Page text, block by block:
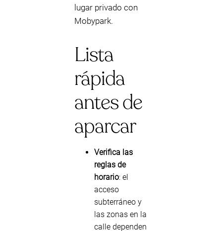
lugar privado con
Mobypark.
Lista
rápida
antes de
aparcar
Verifica las
reglas de
horario: el
acceso
subterráneo y
las zonas en la
calle dependen